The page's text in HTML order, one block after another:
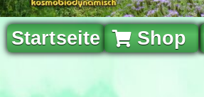
Startseite Shop